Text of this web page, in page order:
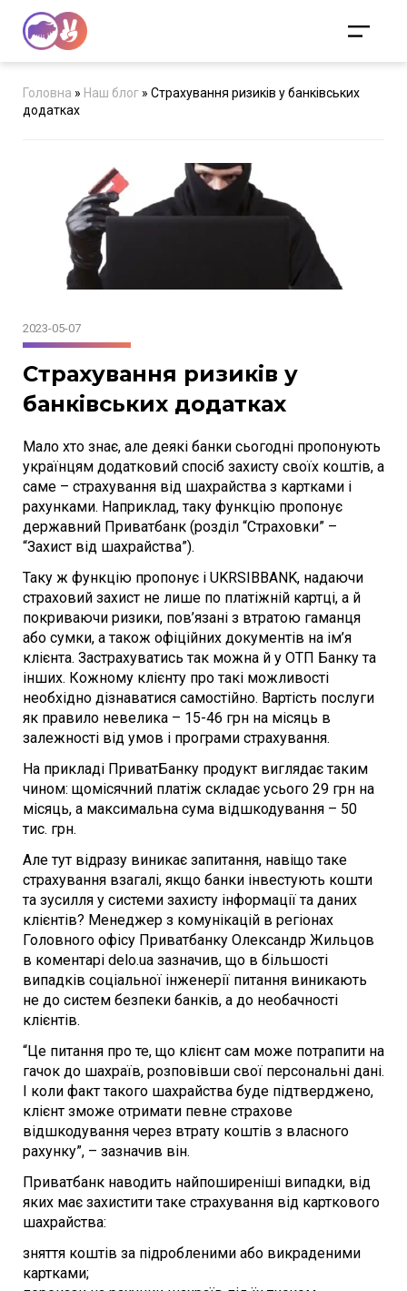
Головна » Наш блог » Страхування ризиків у банківських
додатках
2023-05-07
Страхування ризиків у
банківських додатках
Мало хто знає, але деякі банки сьогодні пропонують
українцям додатковий спосіб захисту своїх коштів, а
саме – страхування від шахрайства з картками і
рахунками. Наприклад, таку функцію пропонує
державний Приватбанк (розділ “Страховки” –
“Захист від шахрайства”).
Таку ж функцію пропонує і UKRSIBBANK, надаючи
страховий захист не лише по платіжній картці, а й
покриваючи ризики, пов’язані з втратою гаманця
або сумки, а також офіційних документів на ім’я
клієнта. Застрахуватись так можна й у ОТП Банку та
інших. Кожному клієнту про такі можливості
необхідно дізнаватися самостійно. Вартість послуги
як правило невелика – 15-46 грн на місяць в
залежності від умов і програми страхування.
На прикладі ПриватБанку продукт виглядає таким
чином: щомісячний платіж складає усього 29 грн на
місяць, а максимальна сума відшкодування – 50
тис. грн.
Але тут відразу виникає запитання, навіщо таке
страхування взагалі, якщо банки інвестують кошти
та зусилля у системи захисту інформації та даних
клієнтів? Менеджер з комунікацій в регіонах
Головного офісу Приватбанку Олександр Жильцов
в коментарі delo.ua зазначив, що в більшості
випадків соціальної інженерії питання виникають
не до систем безпеки банків, а до необачності
клієнтів.
“Це питання про те, що клієнт сам може потрапити на
гачок до шахраїв, розповівши свої персональні дані.
І коли факт такого шахрайства буде підтверджено,
клієнт зможе отримати певне страхове
відшкодування через втрату коштів з власного
рахунку”, – зазначив він.
Приватбанк наводить найпоширеніші випадки, від
яких має захистити таке страхування від карткового
шахрайства:
зняття коштів за підробленими або викраденими
картками;